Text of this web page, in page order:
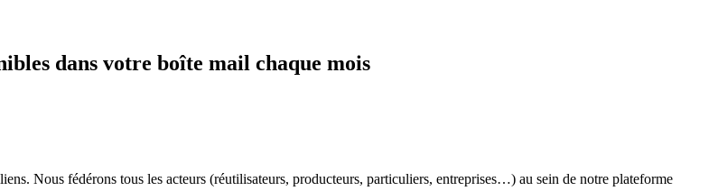
dans votre boîte mail chaque mois
Nous fédérons tous les acteurs (réutilisateurs, producteurs, particuliers, entreprises…) au sein de notre plateforme